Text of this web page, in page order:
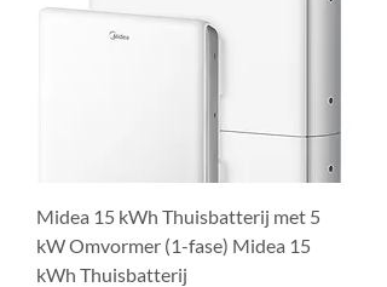
Midea 15 kWh Thuisbatterij met 5
kW Omvormer (1-fase) Midea 15
kWh Thuisbatterij